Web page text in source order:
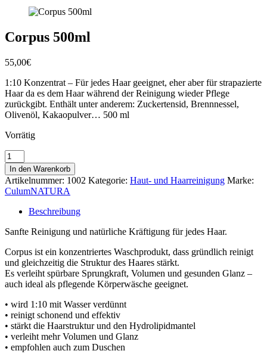
Corpus 500ml
55,00€
1:10 Konzentrat – Für jedes Haar geeignet, eher aber für strapazierte
Haar da es dem Haar während der Reinigung wieder Pflege
zurückgibt. Enthält unter anderem: Zuckertensid, Brennnessel,
Olivenöl, Kakaopulver… 500 ml
Vorrätig
Corpus
500ml
Menge
In den Warenkorb
Artikelnummer: 1002 Kategorie: Haut- und Haarreinigung Marke:
CulumNATURA
Beschreibung
Sanfte Reinigung und natürliche Kräftigung für jedes Haar.
Corpus ist ein konzentriertes Waschprodukt, dass gründlich reinigt
und gleichzeitig die Struktur des Haares stärkt.
Es verleiht spürbare Sprungkraft, Volumen und gesunden Glanz –
auch ideal als pflegende Körperwäsche geeignet.
• wird 1:10 mit Wasser verdünnt
• reinigt schonend und effektiv
• stärkt die Haarstruktur und den Hydrolipidmantel
• verleiht mehr Volumen und Glanz
• empfohlen auch zum Duschen